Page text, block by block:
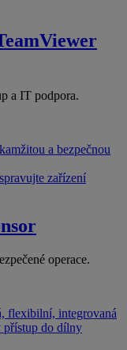
a IT podpora.
a bezpečnou
zařízení
operace.
flexibilní, integrovaná
přístup do dílny